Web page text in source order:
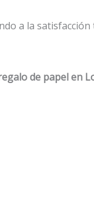
a la
de papel en